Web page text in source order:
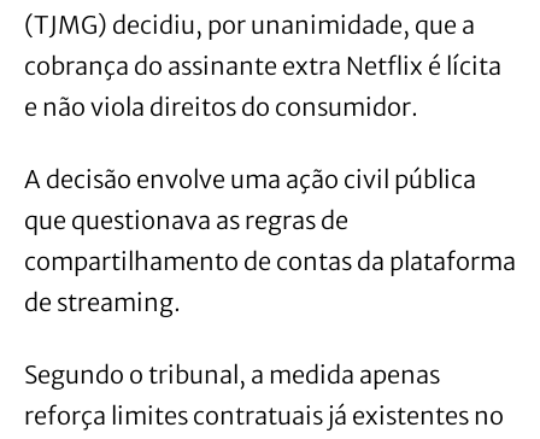
(TJMG) decidiu, por unanimidade, que a
cobrança do assinante extra Netflix é lícita
e não viola direitos do consumidor.
A decisão envolve uma ação civil pública
que questionava as regras de
compartilhamento de contas da plataforma
de streaming.
Segundo o tribunal, a medida apenas
reforça limites contratuais já existentes no